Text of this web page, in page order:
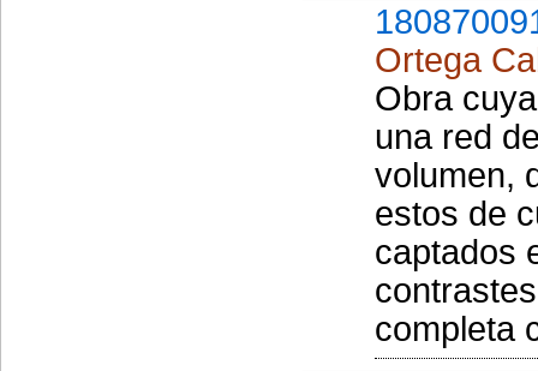
Ortega
Obra
una red
volumen,
estos de
captados
completa